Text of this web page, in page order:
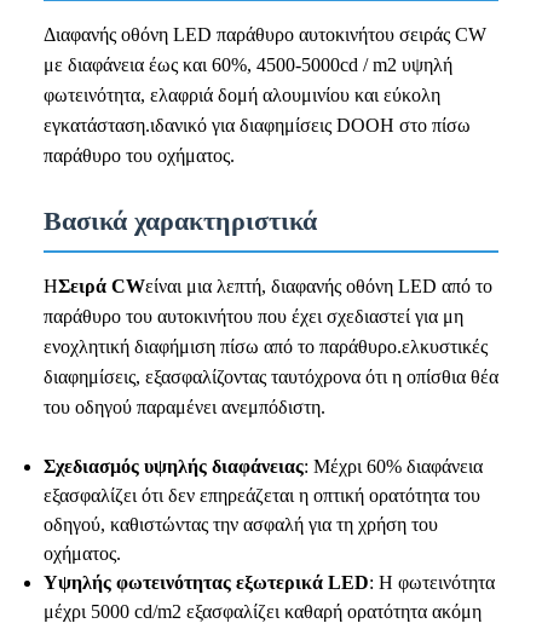
Διαφανής οθόνη LED παράθυρο αυτοκινήτου σειράς CW
με διαφάνεια έως και 60%, 4500-5000cd / m2 υψηλή
φωτεινότητα, ελαφριά δομή αλουμινίου και εύκολη
εγκατάσταση.ιδανικό για διαφημίσεις DOOH στο πίσω
παράθυρο του οχήματος.
Βασικά χαρακτηριστικά
ΗΣειρά CWείναι μια λεπτή, διαφανής οθόνη LED από το
παράθυρο του αυτοκινήτου που έχει σχεδιαστεί για μη
ενοχλητική διαφήμιση πίσω από το παράθυρο.ελκυστικές
διαφημίσεις, εξασφαλίζοντας ταυτόχρονα ότι η οπίσθια θέα
του οδηγού παραμένει ανεμπόδιστη.
Σχεδιασμός υψηλής διαφάνειας: Μέχρι 60% διαφάνεια
εξασφαλίζει ότι δεν επηρεάζεται η οπτική ορατότητα του
οδηγού, καθιστώντας την ασφαλή για τη χρήση του
οχήματος.
Υψηλής φωτεινότητας εξωτερικά LED: Η φωτεινότητα
μέχρι 5000 cd/m2 εξασφαλίζει καθαρή ορατότητα ακόμη